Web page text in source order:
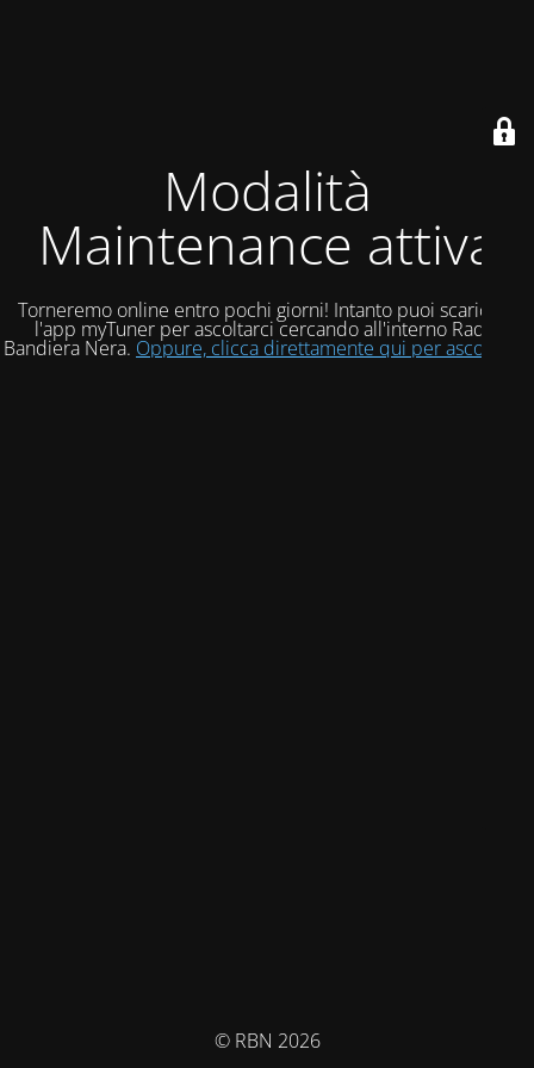
Modalità
Maintenance attiva
Torneremo online entro pochi giorni! Intanto puoi scaricare
l'app myTuner per ascoltarci cercando all'interno Radio
Bandiera Nera. Oppure, clicca direttamente qui per ascoltarci!
© RBN 2026